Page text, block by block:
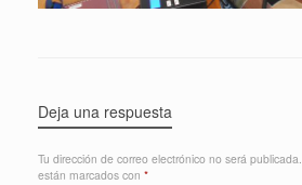
Deja una respuesta
Tu dirección de correo electrónico no será publicada.
están marcados con *